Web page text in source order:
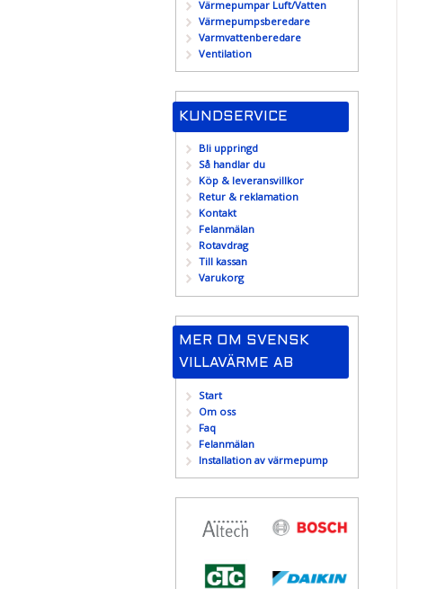
Värmepumpar Luft/Vatten
Värmepumpsberedare
Varmvattenberedare
Ventilation
KUNDSERVICE
Bli uppringd
Så handlar du
Köp & leveransvillkor
Retur & reklamation
Kontakt
Felanmälan
Rotavdrag
Till kassan
Varukorg
MER OM SVENSK
VILLAVÄRME AB
Start
Om oss
Faq
Felanmälan
Installation av värmepump